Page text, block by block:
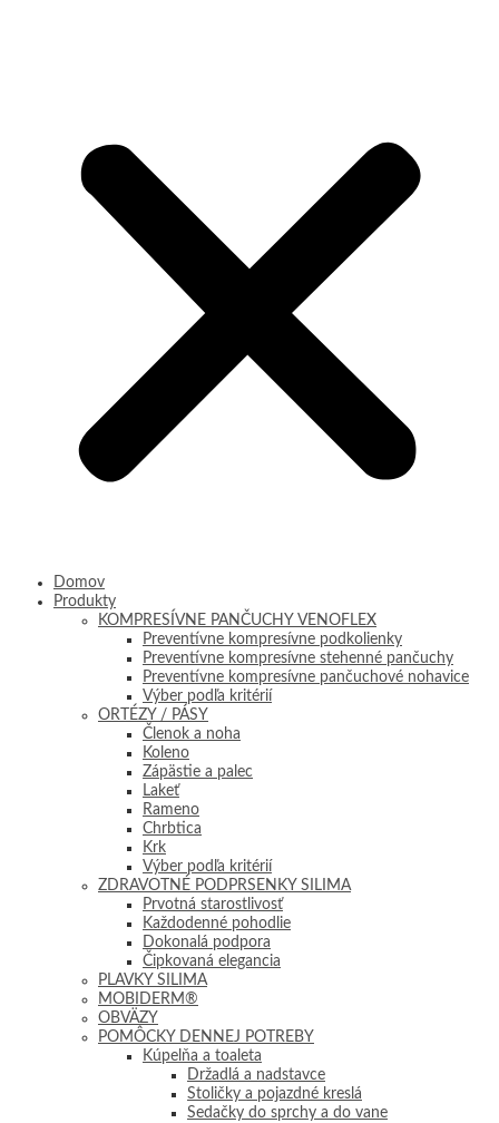
Domov
Produkty
KOMPRESÍVNE PANČUCHY VENOFLEX
Preventívne kompresívne podkolienky
Preventívne kompresívne stehenné pančuchy
Preventívne kompresívne pančuchové nohavice
Výber podľa kritérií
ORTÉZY / PÁSY
Členok a noha
Koleno
Zápästie a palec
Lakeť
Rameno
Chrbtica
Krk
Výber podľa kritérií
ZDRAVOTNÉ PODPRSENKY SILIMA
Prvotná starostlivosť
Každodenné pohodlie
Dokonalá podpora
Čipkovaná elegancia
PLAVKY SILIMA
MOBIDERM®
OBVÄZY
POMÔCKY DENNEJ POTREBY
Kúpelňa a toaleta
Držadlá a nadstavce
Stoličky a pojazdné kreslá
Sedačky do sprchy a do vane